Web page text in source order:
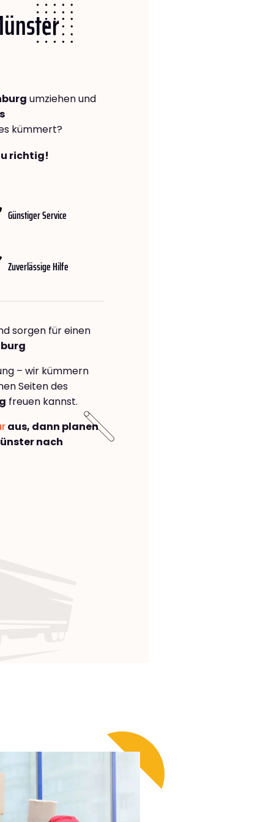
umziehen und
kümmert?
richtig!
Günstiger Service
Zuverlässige Hilfe
sorgen für einen
– wir kümmern
Seiten des
freuen kannst.
aus, dann planen
nach